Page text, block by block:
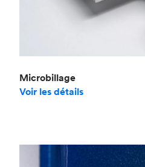
Microbillage
Voir les détails